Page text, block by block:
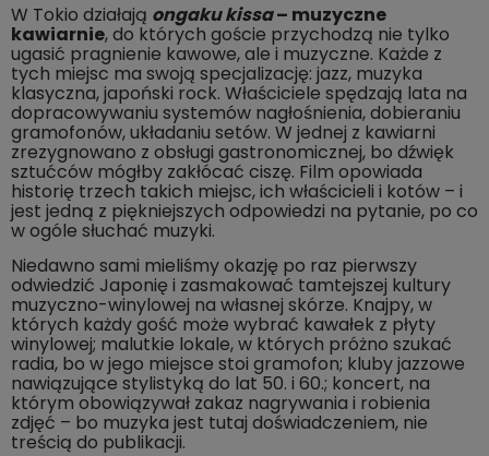
W Tokio działają ongaku kissa– muzyczne
kawiarnie, do których goście przychodzą nie tylko
ugasić pragnienie kawowe, ale i muzyczne. Każde z
tych miejsc ma swoją specjalizację: jazz, muzyka
klasyczna, japoński rock. Właściciele spędzają lata na
dopracowywaniu systemów nagłośnienia, dobieraniu
gramofonów, układaniu setów. W jednej z kawiarni
zrezygnowano z obsługi gastronomicznej, bo dźwięk
sztućców mógłby zakłócać ciszę. Film opowiada
historię trzech takich miejsc, ich właścicieli i kotów – i
jest jedną z piękniejszych odpowiedzi na pytanie, po co
w ogóle słuchać muzyki.
Niedawno sami mieliśmy okazję po raz pierwszy
odwiedzić Japonię i zasmakować tamtejszej kultury
muzyczno-winylowej na własnej skórze. Knajpy, w
których każdy gość może wybrać kawałek z płyty
winylowej; malutkie lokale, w których próżno szukać
radia, bo w jego miejsce stoi gramofon; kluby jazzowe
nawiązujące stylistyką do lat 50. i 60.; koncert, na
którym obowiązywał zakaz nagrywania i robienia
zdjęć – bo muzyka jest tutaj doświadczeniem, nie
treścią do publikacji.